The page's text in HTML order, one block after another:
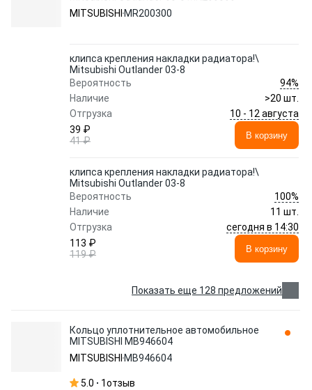
MITSUBISHI MR200300
клипса крепления накладки радиатора!\
Mitsubishi Outlander 03-8
Вероятность
94%
Наличие
>20 шт.
Отгрузка
10 - 12 августа
39 ₽
41 ₽
В корзину
клипса крепления накладки радиатора!\
Mitsubishi Outlander 03-8
Вероятность
100%
Наличие
11 шт.
Отгрузка
сегодня в 14:30
113 ₽
119 ₽
В корзину
Показать еще 128 предложений
Кольцо уплотнительное автомобильное
MITSUBISHI MB946604
MITSUBISHI MB946604
5.0 1отзыв